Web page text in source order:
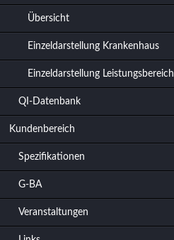
Übersicht
Einzeldarstellung Krankenhaus
Einzeldarstellung Leistungsbereich
QI-Datenbank
Kundenbereich
Spezifikationen
G-BA
Veranstaltungen